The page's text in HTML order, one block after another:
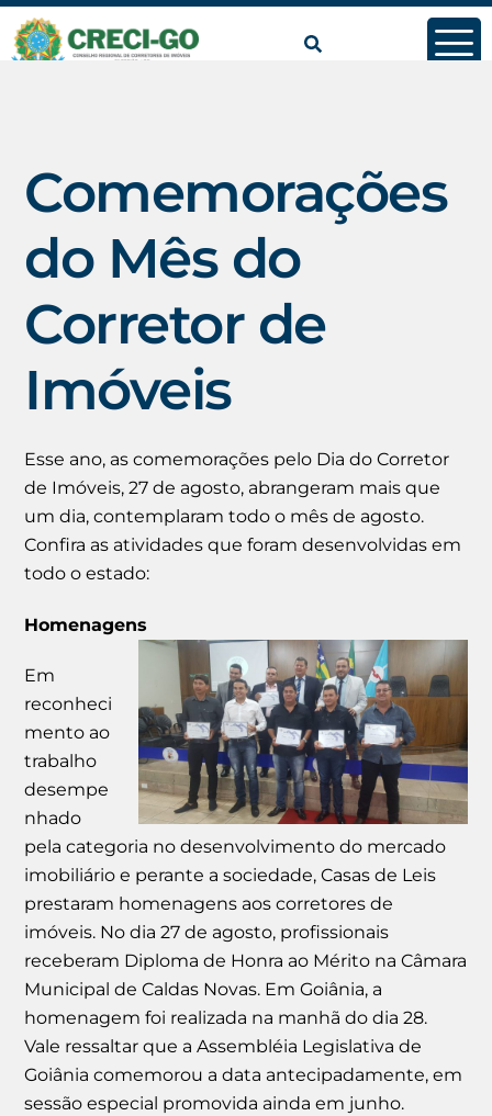
conteúdo
Comemorações
do Mês do
Corretor de
Imóveis
Esse ano, as comemorações pelo Dia do Corretor
de Imóveis, 27 de agosto, abrangeram mais que
um dia, contemplaram todo o mês de agosto.
Confira as atividades que foram desenvolvidas em
todo o estado:
Homenagens
Em
reconheci
mento ao
trabalho
desempe
nhado
pela categoria no desenvolvimento do mercado
imobiliário e perante a sociedade, Casas de Leis
prestaram homenagens aos corretores de
imóveis. No dia 27 de agosto, profissionais
receberam Diploma de Honra ao Mérito na Câmara
Municipal de Caldas Novas. Em Goiânia, a
homenagem foi realizada na manhã do dia 28.
Vale ressaltar que a Assembléia Legislativa de
Goiânia comemorou a data antecipadamente, em
sessão especial promovida ainda em junho.